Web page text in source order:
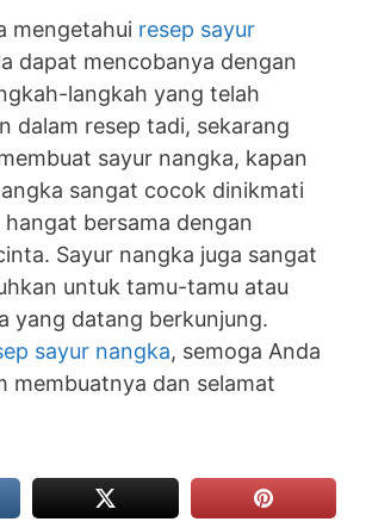
mengetahui resep sayur
dapat mencobanya dengan
langkah yang telah
dalam resep tadi, sekarang
sayur nangka, kapan
sangat cocok dinikmati
bersama dengan
Sayur nangka juga sangat
untuk tamu-tamu atau
yang datang berkunjung.
sayur nangka, semoga Anda
membuatnya dan selamat